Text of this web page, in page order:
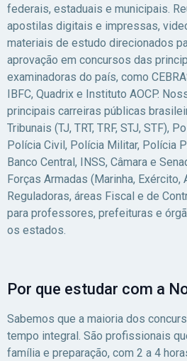
federais, estaduais e municipais.
apostilas digitais e impressas,
materiais de estudo direcionados
aprovação em concursos das
examinadoras do país, como
IBFC, Quadrix e Instituto AOCP.
principais carreiras públicas
Tribunais (TJ, TRT, TRF, STJ, STF),
Polícia Civil, Polícia Militar, Polícia
Banco Central, INSS, Câmara e
Forças Armadas (Marinha, Exército,
Reguladoras, áreas Fiscal e de
para professores, prefeituras e
os estados.
Por que estudar com a
Sabemos que a maioria dos
tempo integral. São profissionais
família e preparação, com 2 a 4